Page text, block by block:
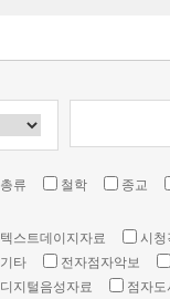
총류 철학 종교
텍스트데이지자료 시청
기타
전자점자악보
디지털음성자료
점자도